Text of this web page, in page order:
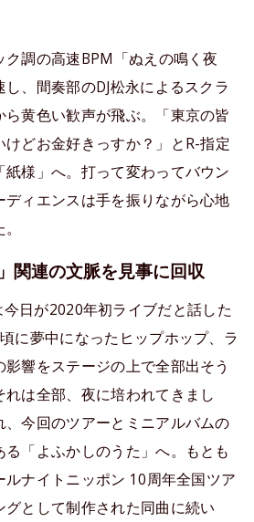
調の高速BPM「ぬえの鳴く夜
、間奏部のDJ松永によるスクラ
ら黄色い歓声が飛ぶ。「東京の皆
けどお金好きっすか？」とR-指定
様」へ。打って変わってバウン
ディエンスは手を振りながら心地
関連の文脈を見事に回収
日が2020年初ライブだと話した
に夢中になったヒップホップ、ラ
響をステージの上で全部出そう
は全部、夜に培われてきまし
今回のツアーとミニアルバムの
「よふかしのうた」へ。もとも
ルナイトニッポン 10周年全国ツア
として制作された同曲に続い